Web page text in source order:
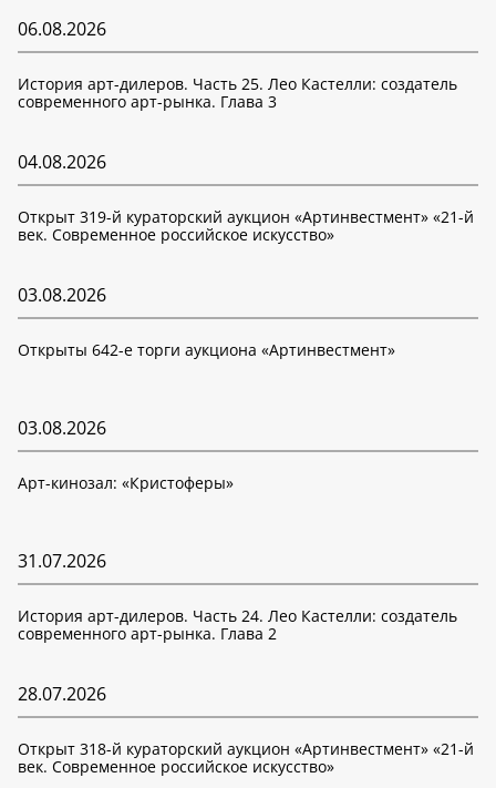
06.08.2026
История арт-дилеров. Часть 25. Лео Кастелли: создатель
современного арт-рынка. Глава 3
04.08.2026
Открыт 319-й кураторский аукцион «Артинвестмент» «21-й
век. Современное российское искусство»
03.08.2026
Открыты 642-е торги аукциона «Артинвестмент»
03.08.2026
Арт-кинозал: «Кристоферы»
31.07.2026
История арт-дилеров. Часть 24. Лео Кастелли: создатель
современного арт-рынка. Глава 2
28.07.2026
Открыт 318-й кураторский аукцион «Артинвестмент» «21-й
век. Современное российское искусство»